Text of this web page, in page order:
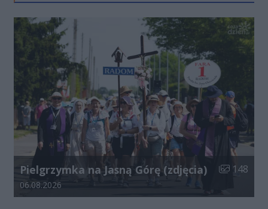
Pielgrzymka na Jasną Górę (zdjęcia) Liczba
148
Data dodania galerii:
06.08.2026